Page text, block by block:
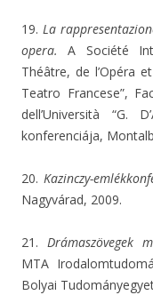
19. La
opera.
A Société
Théâtre, de l’Opéra
Teatro Francese”,
dell’Università “G.
konferenciája,
20. Kazinczy-
Nagyvárad, 2009.
21. Drámaszövegek
MTA
Bolyai